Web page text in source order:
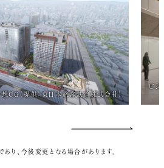
ビジネスタワーロビー完成予想CG（提供：東日本
り、今後変更となる場合があります。